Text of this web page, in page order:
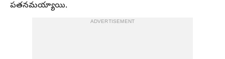
పతనమయ్యాయి.
ADVERTISEMENT